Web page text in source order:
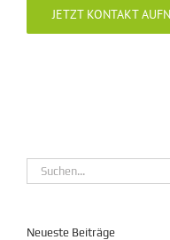
JETZT KONTAKT
Suche
nach:
Neueste Beiträge